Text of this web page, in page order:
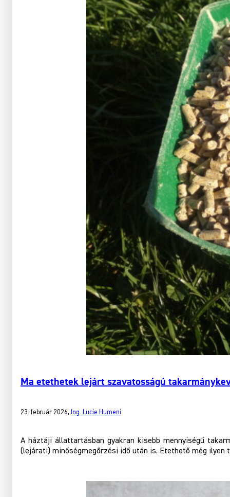
Ma etethetek lejárt szavatosságú
23. február 2026, Ing. Lucie Humeni
A háztáji állattartásban gyakran kisebb mennyiségű
(lejárati) minőségmegőrzési idő után is. Etethető még ilyen